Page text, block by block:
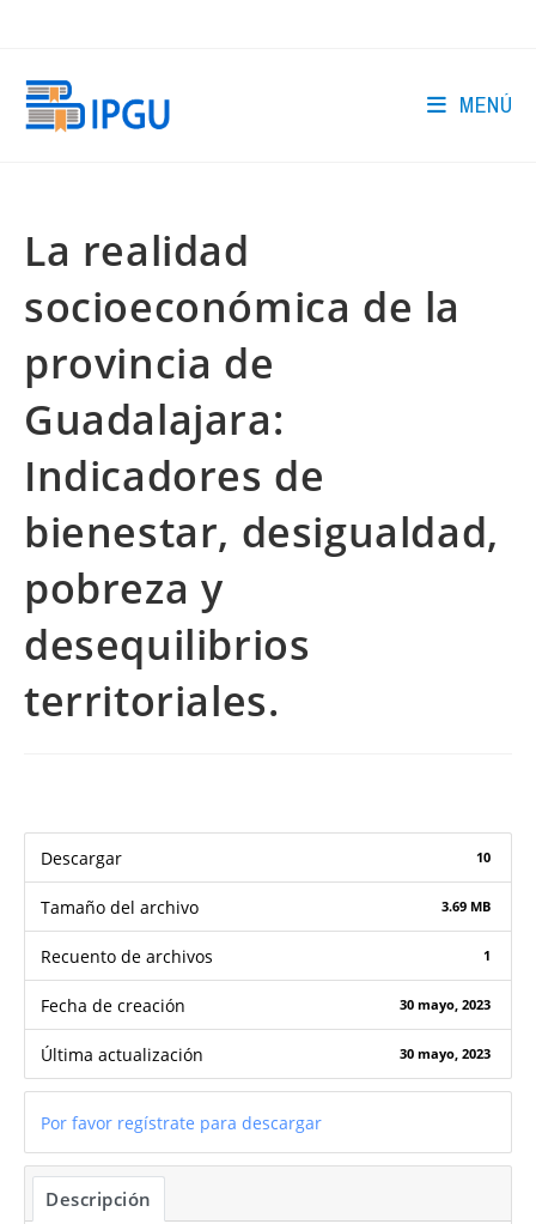
MENÚ
La realidad
socioeconómica de la
provincia de
Guadalajara:
Indicadores de
bienestar, desigualdad,
pobreza y
desequilibrios
territoriales.
Descargar 10
Tamaño del archivo 3.69 MB
Recuento de archivos 1
Fecha de creación 30 mayo, 2023
Última actualización 30 mayo, 2023
Por favor regístrate para descargar
Descripción